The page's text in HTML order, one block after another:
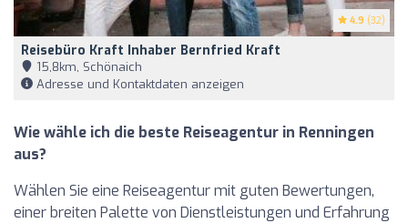
4.9 (32)
Reisebüro Kraft Inhaber Bernfried Kraft
15,8km, Schönaich
Adresse und Kontaktdaten anzeigen
Wie wähle ich die beste Reiseagentur in Renningen
aus?
Wählen Sie eine Reiseagentur mit guten Bewertungen,
einer breiten Palette von Dienstleistungen und Erfahrung